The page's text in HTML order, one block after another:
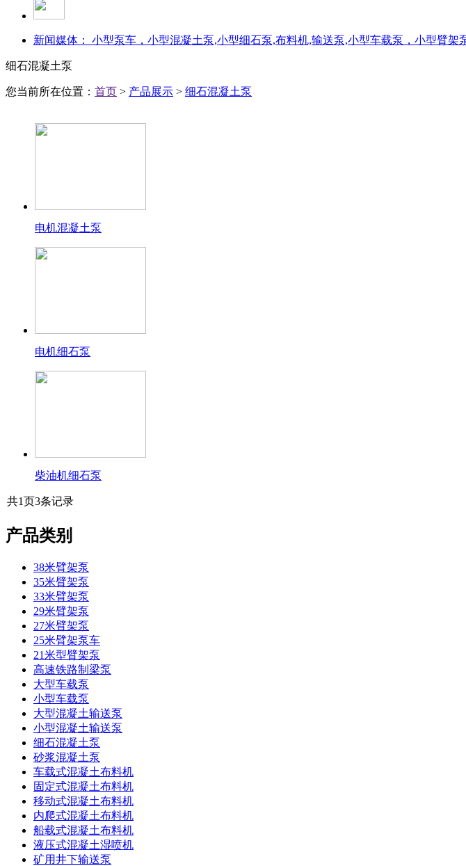
新闻媒体： 小型泵车，小型混凝土泵,小型细石泵,布料机,输送泵,小型车载泵，小型臂架
细石混凝土泵
您当前所在位置： 首页 > 产品展示 > 细石混凝土泵
电机混凝土泵
电机细石泵
柴油机细石泵
共1页3条记录
产品类别
38米臂架泵
35米臂架泵
33米臂架泵
29米臂架泵
27米臂架泵
25米臂架泵车
21米型臂架泵
高速铁路制梁泵
大型车载泵
小型车载泵
大型混凝土输送泵
小型混凝土输送泵
细石混凝土泵
砂浆混凝土泵
车载式混凝土布料机
固定式混凝土布料机
移动式混凝土布料机
内爬式混凝土布料机
船载式混凝土布料机
液压式混凝土湿喷机
矿用井下输送泵